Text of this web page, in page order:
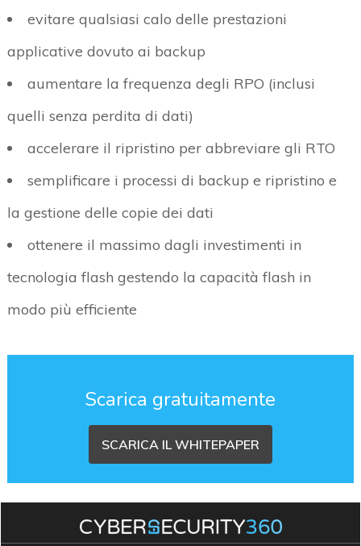
evitare qualsiasi calo delle prestazioni
applicative dovuto ai backup
aumentare la frequenza degli RPO (inclusi
quelli senza perdita di dati)
accelerare il ripristino per abbreviare gli RTO
semplificare i processi di backup e ripristino e
la gestione delle copie dei dati
ottenere il massimo dagli investimenti in
tecnologia flash gestendo la capacità flash in
modo più efficiente
Scarica gratuitamente
SCARICA IL WHITEPAPER